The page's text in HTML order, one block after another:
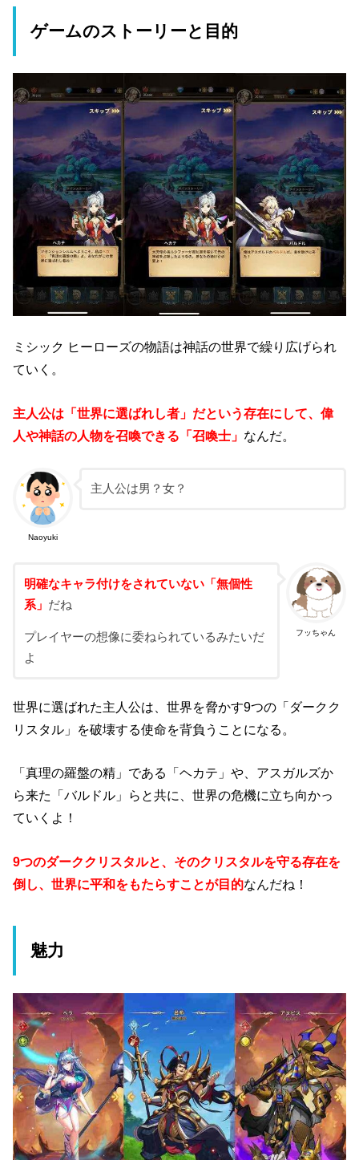
ゲームのストーリーと目的
ミシック ヒーローズの物語は神話の世界で繰り広げられ
ていく。
主人公は「世界に選ばれし者」だという存在にして、偉
人や神話の人物を召喚できる「召喚士」 なんだ。
Naoyuki
主人公は男？女？
フッちゃん
明確なキャラ付けをされていない「無個性
系」 だね
プレイヤーの想像に委ねられているみたいだ
よ
世界に選ばれた主人公は、世界を脅かす9つの「ダークク
リスタル」を破壊する使命を背負うことになる。
「真理の羅盤の精」である「ヘカテ」や、アスガルズか
ら来た「バルドル」らと共に、世界の危機に立ち向かっ
ていくよ！
9つのダーククリスタルと、そのクリスタルを守る存在を
倒し、世界に平和をもたらすことが目的なんだね！
魅力